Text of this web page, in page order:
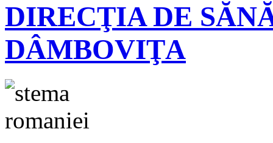
DIRECŢIA DE
DÂMBOVIŢA